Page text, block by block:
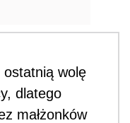
wolę
dlatego
małżonków